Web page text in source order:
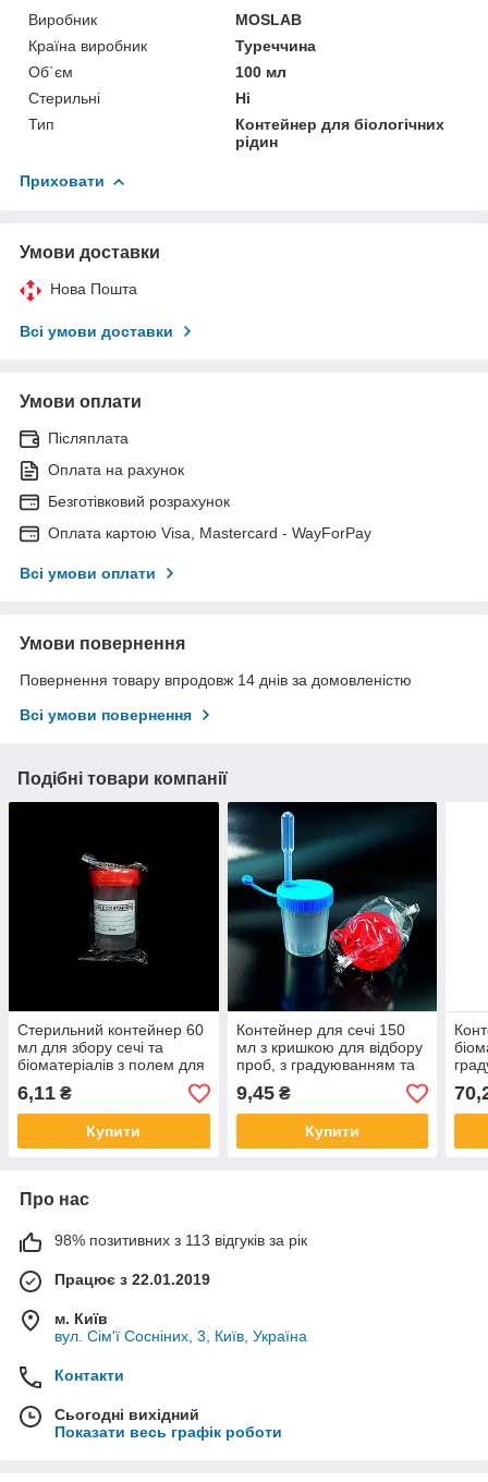
Виробник
MOSLAB
Країна виробник
Туреччина
Об`єм
100 мл
Стерильні
Ні
Тип
Контейнер для біологічних
рідин
Приховати
Умови доставки
Нова Пошта
Всі умови доставки
Умови оплати
Післяплата
Оплата на рахунок
Безготівковий розрахунок
Оплата картою Visa, Mastercard - WayForPay
Всі умови оплати
Умови повернення
Повернення товару впродовж 14 днів за домовленістю
Всі умови повернення
Подібні товари компанії
Стерильний контейнер 60
мл для збору сечі та
біоматеріалів з полем для
запису
6,11 ₴
Купити
Контейнер для сечі 150
мл з кришкою для відбору
проб, з градуюванням та
полем для запису
(нестерильний)
9,45₴
Купити
для
Про нас
98% позитивних з 113 відгуків за рік
Працює з 22.01.2019
м. Київ
вул. Сім'ї Сосніних, 3, Київ, Україна
Контакти
Сьогодні вихідний
Показати весь графік роботи